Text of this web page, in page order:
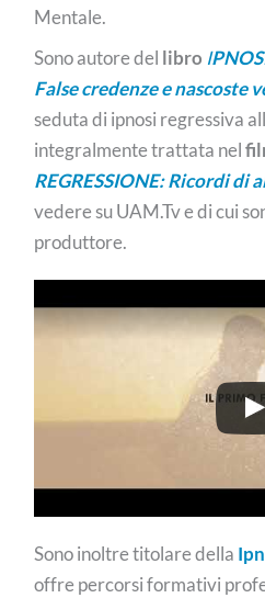
Mentale.
Sono autore del libro I
False credenze e nascoste
seduta di ipnosi regressiva
integralmente trattata nel
REGRESSIONE: Ricordi di
vedere su UAM.Tv e di cui
produttore.
Sono inoltre titolare della
offre percorsi formativi